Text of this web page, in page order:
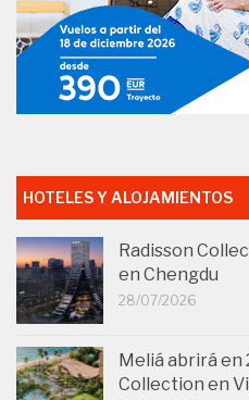
HOTELES Y ALOJAMIENTOS
Radisson
en Chengdu
28/07/2026
Meliá abrirá en
Collection en